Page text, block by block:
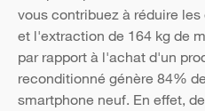
vous contribuez à réduire
et l'extraction de 164 kg de
par rapport à l'achat d'un
reconditionné génère 84%
smartphone neuf. En effet,